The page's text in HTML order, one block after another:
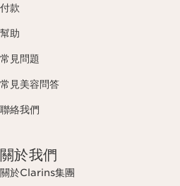
付款
幫助
常見問題
常見美容問答
聯絡我們
關於我們
關於Clarins集團